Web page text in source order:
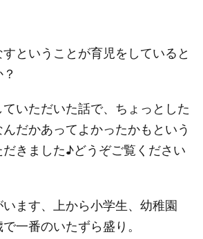
ということが育児をしていると
いただいた話で、ちょっとした
だかあってよかったかもという
きました♪どうぞご覧ください
ます、上から小学生、幼稚園
一番のいたずら盛り。